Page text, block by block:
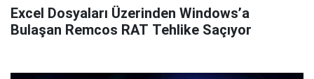
Excel Dosyaları Üzerinden Windows’a
Bulaşan Remcos RAT Tehlike Saçıyor